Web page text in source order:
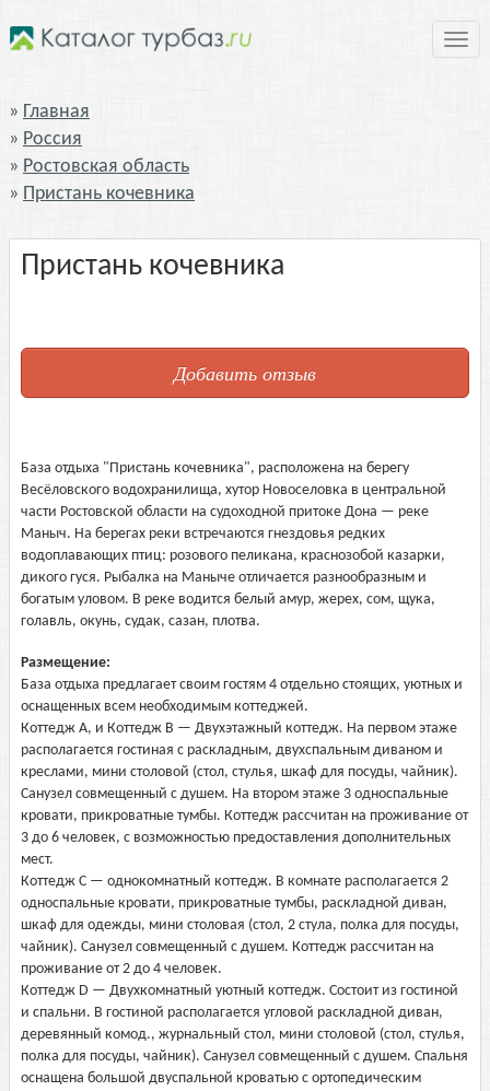
Главная
Россия
Ростовская область
Пристань кочевника
Пристань кочевника
Добавить отзыв
База отдыха "Пристань кочевника", расположена на берегу
Весёловского водохранилища, хутор Новоселовка в центральной
части Ростовской области на судоходной притоке Дона — реке
Маныч. На берегах реки встречаются гнездовья редких
водоплавающих птиц: розового пеликана, краснозобой казарки,
дикого гуся. Рыбалка на Маныче отличается разнообразным и
богатым уловом. В реке водится белый амур, жерех, сом, щука,
голавль, окунь, судак, сазан, плотва.
Размещение:
База отдыха предлагает своим гостям 4 отдельно стоящих, уютных и
оснащенных всем необходимым коттеджей.
Коттедж А, и Коттедж В — Двухэтажный коттедж. На первом этаже
располагается гостиная с раскладным, двухспальным диваном и
креслами, мини столовой (стол, стулья, шкаф для посуды, чайник).
Санузел совмещенный с душем. На втором этаже 3 односпальные
кровати, прикроватные тумбы. Коттедж рассчитан на проживание от
3 до 6 человек, с возможностью предоставления дополнительных
мест.
Коттедж С — однокомнатный коттедж. В комнате располагается 2
односпальные кровати, прикроватные тумбы, раскладной диван,
шкаф для одежды, мини столовая (стол, 2 стула, полка для посуды,
чайник). Санузел совмещенный с душем. Коттедж рассчитан на
проживание от 2 до 4 человек.
Коттедж D — Двухкомнатный уютный коттедж. Состоит из гостиной
и спальни. В гостиной располагается угловой раскладной диван,
деревянный комод., журнальный стол, мини столовой (стол, стулья,
полка для посуды, чайник). Санузел совмещенный с душем. Спальня
оснащена большой двуспальной кроватью с ортопедическим